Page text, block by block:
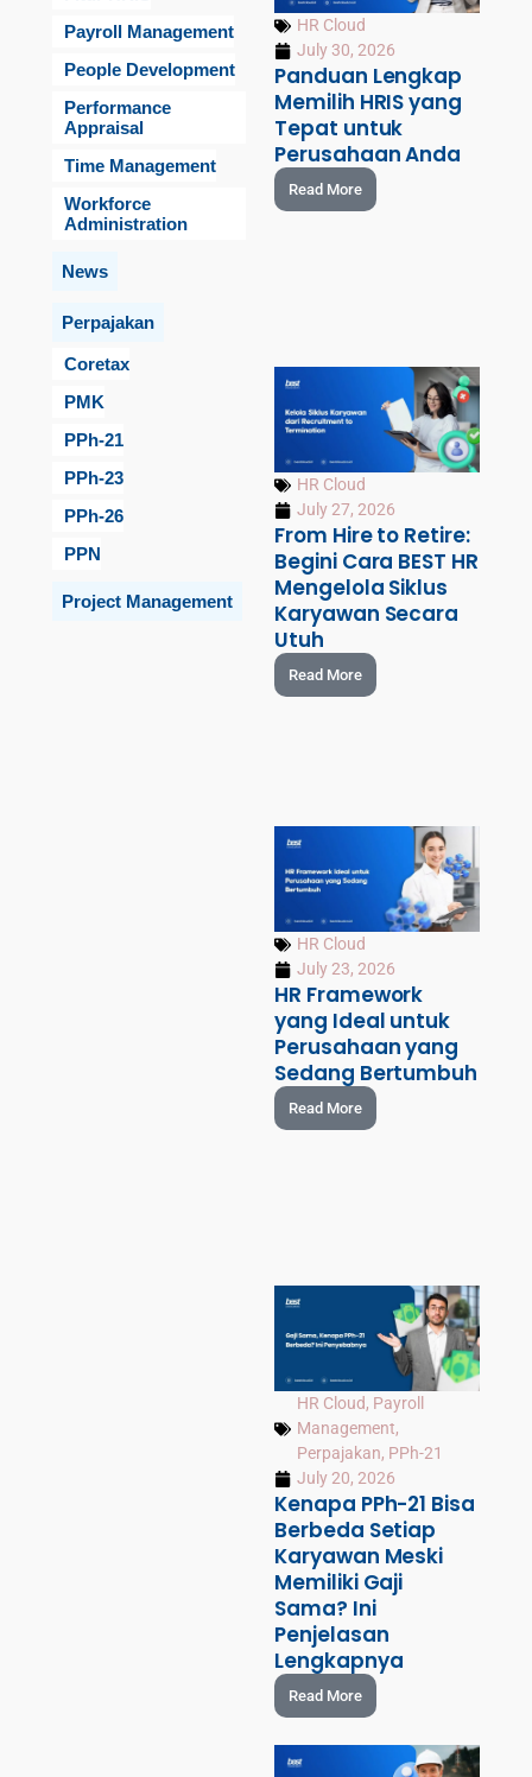
Payroll Management
People Development
Performance
Appraisal
Time Management
Workforce
Administration
News
Perpajakan
Coretax
PMK
PPh-21
PPh-23
PPh-26
PPN
Project Management
HR Cloud
July 30, 2026
Panduan Lengkap
Memilih HRIS yang
Tepat untuk
Perusahaan Anda
Read More
HR Cloud
July 27, 2026
From Hire to Retire:
Begini Cara BEST HR
Mengelola Siklus
Karyawan Secara
Utuh
Read More
HR Cloud
July 23, 2026
HR Framework
yang Ideal untuk
Perusahaan yang
Sedang Bertumbuh
Read More
HR Cloud, Payroll
Management,
Perpajakan, PPh-21
July 20, 2026
Kenapa PPh-21 Bisa
Berbeda Setiap
Karyawan Meski
Memiliki Gaji
Sama? Ini
Penjelasan
Lengkapnya
Read More